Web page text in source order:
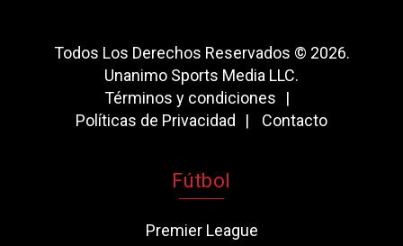
Todos Los Derechos Reservados © 2026.
Unanimo Sports Media LLC.
Términos y condiciones
Políticas de Privacidad
Contacto
Fútbol
Premier League